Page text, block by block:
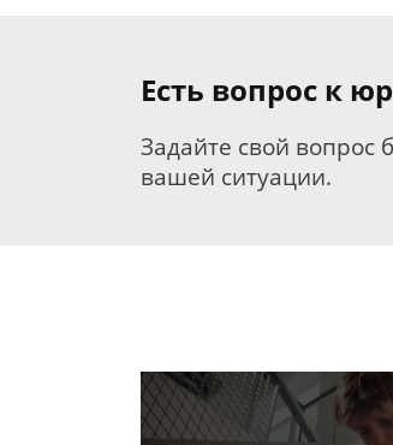
Есть вопрос к
Задайте свой вопрос
вашей ситуации.